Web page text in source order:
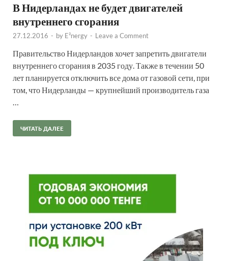
В Нидерландах не будет двигателей
внутреннего сгорания
27.12.2016 - by E²nergy - Leave a Comment
Правительство Нидерландов хочет запретить двигатели
внутреннего сгорания в 2035 году. Также в течении 50
лет планируется отключить все дома от газовой сети, при
том, что Нидерланды — крупнейший производитель газа
…
ЧИТАТЬ ДАЛЕЕ